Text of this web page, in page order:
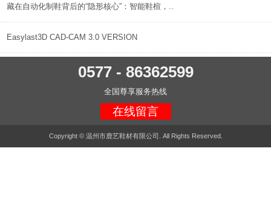
藏在自动化制鞋背后的“隐形核心”：智能鞋楦，..
Easylast3D CAD-CAM 3.0 VERSION
0577 - 86362599
全国尊享服务热线
在线留言
Copyright © 温州市鹿艺鞋材有限公司. All Rights Reserved.